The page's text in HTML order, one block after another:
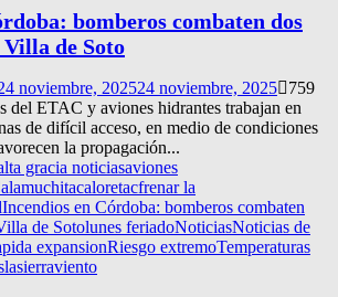
bomberos combaten dos
de Soto
noviembre, 202524 noviembre, 2025
759
del ETAC y aviones hidrantes trabajan en
de difícil acceso, en medio de condiciones
la propagación...
gracia noticiasaviones
caloretacfrenar la
Incendios en Córdoba: bomberos combaten
de Sotolunes feriadoNoticiasNoticias de
expansionRiesgo extremoTemperaturas
viento